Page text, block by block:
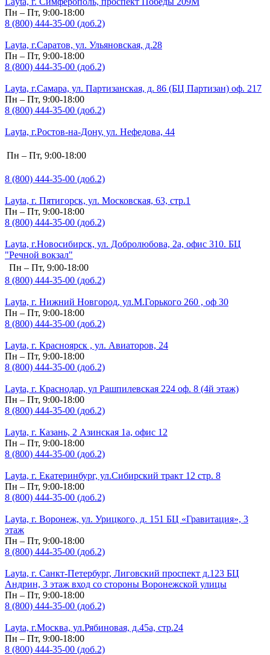
Пн – Пт, 9:00-18:00
8 (800) 444-35-00 (доб.2)
Layta, г.Саратов, ул. Ульяновская, д.28
Пн – Пт, 9:00-18:00
8 (800) 444-35-00 (доб.2)
Layta, г.Самара, ул. Партизанская, д. 86 (БЦ Партизан) оф. 217
Пн – Пт, 9:00-18:00
8 (800) 444-35-00 (доб.2)
Layta, г.Ростов-на-Дону, ул. Нефедова, 44
Пн – Пт, 9:00-18:00
8 (800) 444-35-00 (доб.2)
Layta, г. Пятигорск, ул. Московская, 63, стр.1
Пн – Пт, 9:00-18:00
8 (800) 444-35-00 (доб.2)
Layta, г.Новосибирск, ул. Добролюбова, 2а, офис 310. БЦ
"Речной вокзал"
Пн – Пт, 9:00-18:00
8 (800) 444-35-00 (доб.2)
Layta, г. Нижний Новгород, ул.М.Горького 260 , оф 30
Пн – Пт, 9:00-18:00
8 (800) 444-35-00 (доб.2)
Layta, г. Красноярск , ул. Авиаторов, 24
Пн – Пт, 9:00-18:00
8 (800) 444-35-00 (доб.2)
Layta, г. Краснодар, ул Рашпилевская 224 оф. 8 (4й этаж)
Пн – Пт, 9:00-18:00
8 (800) 444-35-00 (доб.2)
Layta, г. Казань, 2 Азинская 1а, офис 12
Пн – Пт, 9:00-18:00
8 (800) 444-35-00 (доб.2)
Layta, г. Екатеринбург, ул.Сибирский тракт 12 стр. 8
Пн – Пт, 9:00-18:00
8 (800) 444-35-00 (доб.2)
Layta, г. Воронеж, ул. Урицкого, д. 151 БЦ «Гравитация», 3
этаж
Пн – Пт, 9:00-18:00
8 (800) 444-35-00 (доб.2)
Layta, г. Санкт-Петербург, Лиговский проспект д.123 БЦ
Андрин, 3 этаж вход со стороны Воронежской улицы
Пн – Пт, 9:00-18:00
8 (800) 444-35-00 (доб.2)
Layta, г.Москва, ул.Рябиновая, д.45а, стр.24
Пн – Пт, 9:00-18:00
8 (800) 444-35-00 (доб.2)